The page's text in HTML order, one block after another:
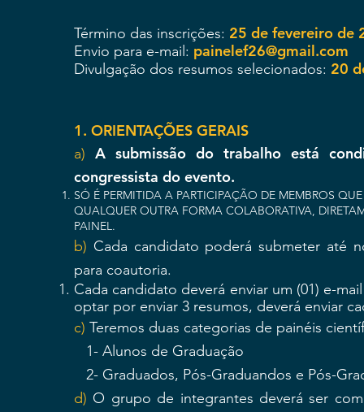
Término das inscrições: 25 de fevereiro de
Envio para e-mail: painelef26@gmail.com
Divulgação dos resumos selecionados: 20
1. ORIENTAÇÕES GERAIS
a) A submissão do trabalho está
congressista do evento.
SÓ É PERMITIDA A PARTICIPAÇÃO DE MEMBROS
QUALQUER OUTRA FORMA COLABORATIVA,
PAINEL.
b) Cada candidato poderá submeter até
para coautoria.
Cada candidato deverá enviar um (01) e-
optar por enviar 3 resumos, deverá enviar
c) Teremos duas categorias de painéis
1- Alunos de Graduação
2- Graduados, Pós-Graduandos e Pós-
d) O grupo de integrantes deverá ser